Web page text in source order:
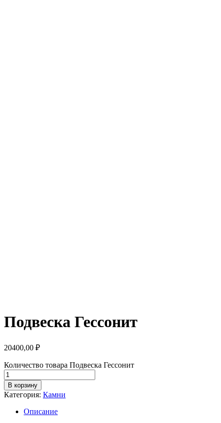
Подвеска Гессонит
20400,00 ₽
Количество товара Подвеска Гессонит
В корзину
Категория: Камни
Описание